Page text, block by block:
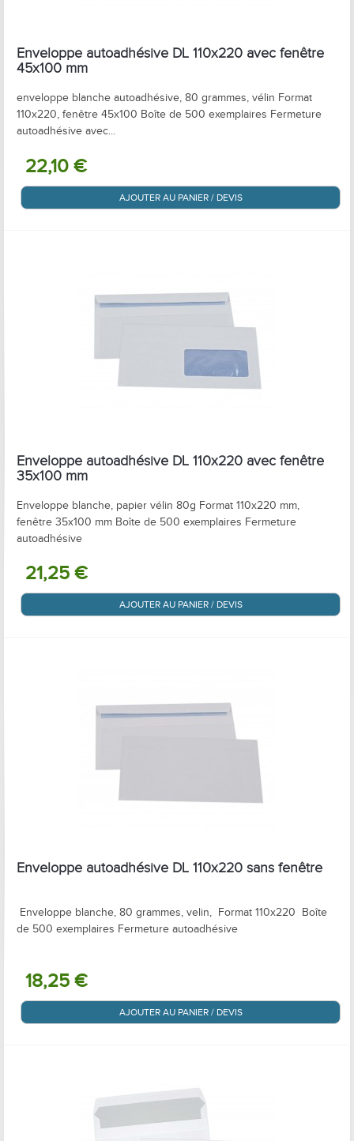
Enveloppe autoadhésive DL 110x220 avec fenêtre
45x100 mm
enveloppe blanche autoadhésive, 80 grammes, vélin Format
110x220, fenêtre 45x100 Boîte de 500 exemplaires Fermeture
autoadhésive avec...
22,10 €
AJOUTER AU PANIER / DEVIS
Enveloppe autoadhésive DL 110x220 avec fenêtre
35x100 mm
Enveloppe blanche, papier vélin 80g Format 110x220 mm,
fenêtre 35x100 mm Boîte de 500 exemplaires Fermeture
autoadhésive
21,25 €
AJOUTER AU PANIER / DEVIS
Enveloppe autoadhésive DL 110x220 sans fenêtre
Enveloppe blanche, 80 grammes, velin, Format 110x220 Boîte
de 500 exemplaires Fermeture autoadhésive
18,25 €
AJOUTER AU PANIER / DEVIS